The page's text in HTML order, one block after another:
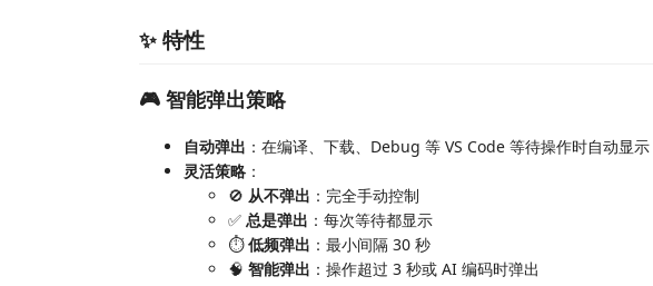
✨ 特性
🎮 智能弹出策略
自动弹出 ：在编译、下载、Debug 等 VS Code 等待操作时自动显示
灵活策略 ：
🚫 从不弹出 ：完全手动控制
✅ 总是弹出 ：每次等待都显示
⏱️低频弹出 ：最小间隔 30 秒
🧠 智能弹出 ：操作超过 3 秒或 AI 编码时弹出